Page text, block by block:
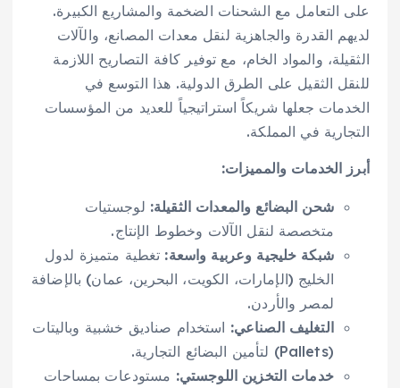
على التعامل مع الشحنات الضخمة والمشاريع الكبيرة.
لديهم القدرة والجاهزية لنقل معدات المصانع، والآلات
الثقيلة، والمواد الخام، مع توفير كافة التصاريح اللازمة
للنقل الثقيل على الطرق الدولية. هذا التوسع في
الخدمات جعلها شريكاً استراتيجياً للعديد من المؤسسات
التجارية في المملكة.
أبرز الخدمات والمميزات:
شحن البضائع والمعدات الثقيلة: لوجستيات
متخصصة لنقل الآلات وخطوط الإنتاج.
شبكة خليجية وعربية واسعة: تغطية متميزة لدول
الخليج (الإمارات، الكويت، البحرين، عمان) بالإضافة
لمصر والأردن.
التغليف الصناعي: استخدام صناديق خشبية وباليتات
(Pallets) لتأمين البضائع التجارية.
خدمات التخزين اللوجستي: مستودعات بمساحات